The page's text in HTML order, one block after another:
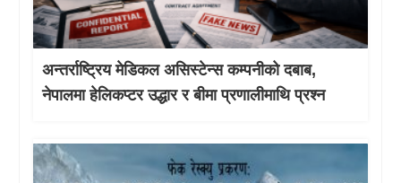
अन्तर्राष्ट्रिय मेडिकल असिस्टेन्स कम्पनीको दबाब,
नेपालमा हेलिकप्टर उद्धार र बीमा प्रणालीमाथि प्रश्न